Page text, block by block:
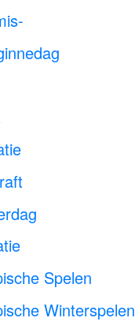
Spelen
Winterspelen